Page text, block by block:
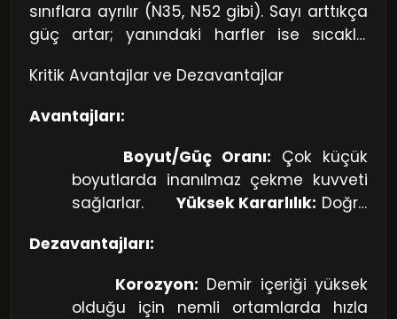
sınıflara ayrılır (N35, N52 gibi). Sayı arttıkça
güç artar; yanındaki harfler ise sıcaklık
Kritik Avantajlar ve Dezavantajlar
Avantajları:
Boyut/Güç Oranı: Çok küçük
boyutlarda inanılmaz çekme kuvveti
sağlarlar.
Yüksek Kararlılık: Doğru
özelliklerini on yıllarca korurlar.
Dezavantajları:
Korozyon: Demir içeriği yüksek
olduğu için nemli ortamlarda hızla